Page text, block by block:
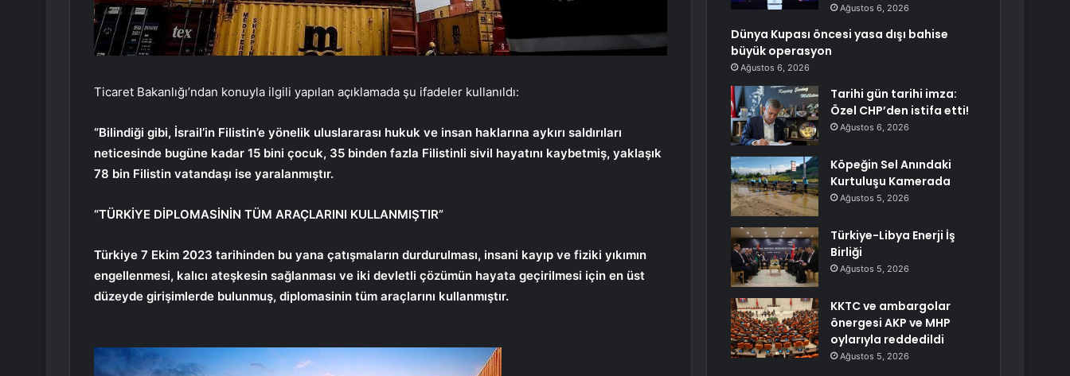
Ticaret Bakanlığı’ndan konuyla ilgili yapılan açıklamada şu ifadeler kullanıldı:
“Bilindiği gibi, İsrail’in Filistin’e yönelik uluslararası hukuk ve insan haklarına aykırı saldırıları
neticesinde bugüne kadar 15 bini çocuk, 35 binden fazla Filistinli sivil hayatını kaybetmiş, yaklaşık
78 bin Filistin vatandaşı ise yaralanmıştır.
“TÜRKİYE DİPLOMASİNİN TÜM ARAÇLARINI KULLANMIŞTIR”
Türkiye 7 Ekim 2023 tarihinden bu yana çatışmaların durdurulması, insani kayıp ve fiziki yıkımın
engellenmesi, kalıcı ateşkesin sağlanması ve iki devletli çözümün hayata geçirilmesi için en üst
düzeyde girişimlerde bulunmuş, diplomasinin tüm araçlarını kullanmıştır.
Ağustos 6, 2026
Dünya Kupası öncesi yasa dışı bahise
büyük operasyon
Ağustos 6, 2026
Tarihi gün tarihi imza:
Özel CHP’den istifa etti!
Ağustos 6, 2026
Köpeğin Sel Anındaki
Kurtuluşu Kamerada
Ağustos 5, 2026
Türkiye-Libya Enerji İş
Birliği
Ağustos 5, 2026
KKTC ve ambargolar
önergesi AKP ve MHP
oylarıyla reddedildi
Ağustos 5, 2026